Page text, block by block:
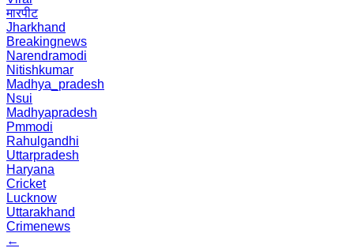
मारपीट
Jharkhand
Breakingnews
Narendramodi
Nitishkumar
Madhya_pradesh
Nsui
Madhyapradesh
Pmmodi
Rahulgandhi
Uttarpradesh
Haryana
Cricket
Lucknow
Uttarakhand
Crimenews
←